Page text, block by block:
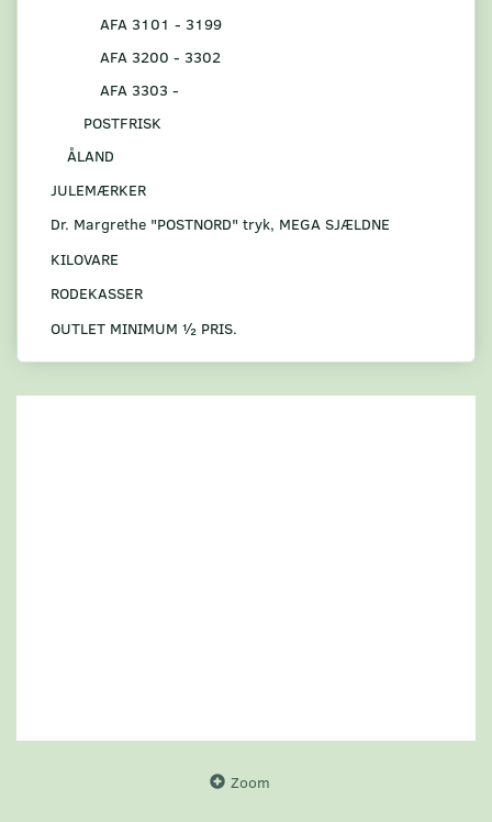
AFA 3101 - 3199
AFA 3200 - 3302
AFA 3303 -
POSTFRISK
ÅLAND
JULEMÆRKER
Dr. Margrethe "POSTNORD" tryk, MEGA SJÆLDNE
KILOVARE
RODEKASSER
OUTLET MINIMUM ½ PRIS.
Zoom